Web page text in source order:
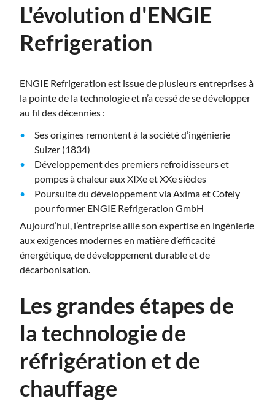
L'évolution d'ENGIE
Refrigeration
ENGIE Refrigeration est issue de plusieurs entreprises à
la pointe de la technologie et n’a cessé de se développer
au fil des décennies :
Ses origines remontent à la société d’ingénierie
Sulzer (1834)
Développement des premiers refroidisseurs et
pompes à chaleur aux XIXe et XXe siècles
Poursuite du développement via Axima et Cofely
pour former ENGIE Refrigeration GmbH
Aujourd’hui, l’entreprise allie son expertise en ingénierie
aux exigences modernes en matière d’efficacité
énergétique, de développement durable et de
décarbonisation.
Les grandes étapes de
la technologie de
réfrigération et de
chauffage